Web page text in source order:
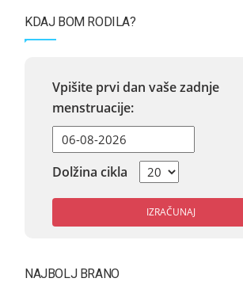
KDAJ BOM RODILA?
Vpišite prvi dan vaše zadnje
menstruacije:
Dolžina cikla
IZRAČUNAJ
NAJBOLJ BRANO